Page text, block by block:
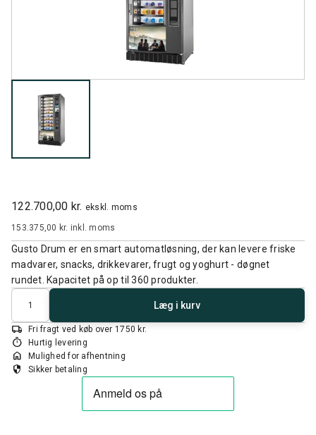
122.700,00 kr. ekskl. moms
153.375,00 kr. inkl. moms
Gusto Drum er en smart automatløsning, der kan levere friske
madvarer, snacks, drikkevarer, frugt og yoghurt - døgnet
rundet. Kapacitet på op til 360 produkter.
Antal
Læg i kurv
local_shipping Fri fragt ved køb over 1750 kr.
timer Hurtig levering
home Mulighed for afhentning
security Sikker betaling